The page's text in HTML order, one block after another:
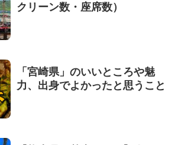
クリーン数・座席数）
「宮崎県」のいいところや魅
力、出身でよかったと思うこと